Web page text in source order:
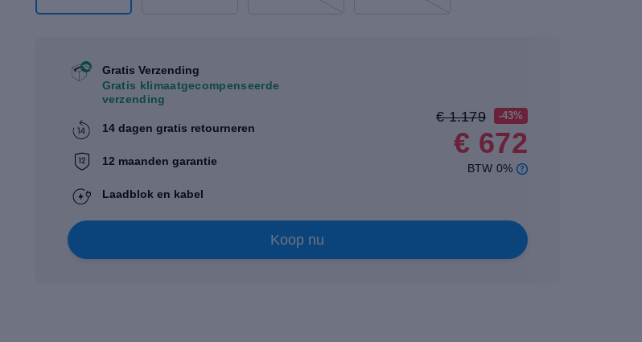
Gratis Verzending
Gratis klimaatgecompenseerde
verzending
14 dagen gratis retourneren
12 maanden garantie
Laadblok en kabel
€ 1.179 -43%
€ 672
BTW 0%
Koop nu